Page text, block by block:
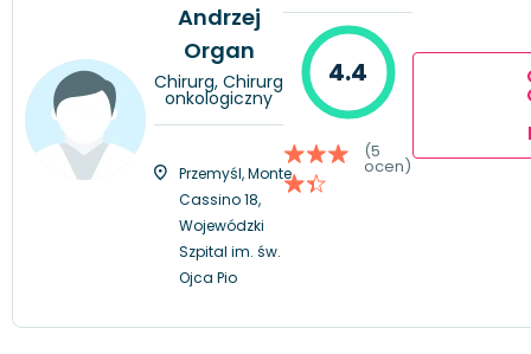
Andrzej
Organ
Chirurg, Chirurg
onkologiczny
Przemyśl, Monte
Cassino 18,
Wojewódzki
Szpital im. św.
Ojca Pio
4.4
(5
ocen)